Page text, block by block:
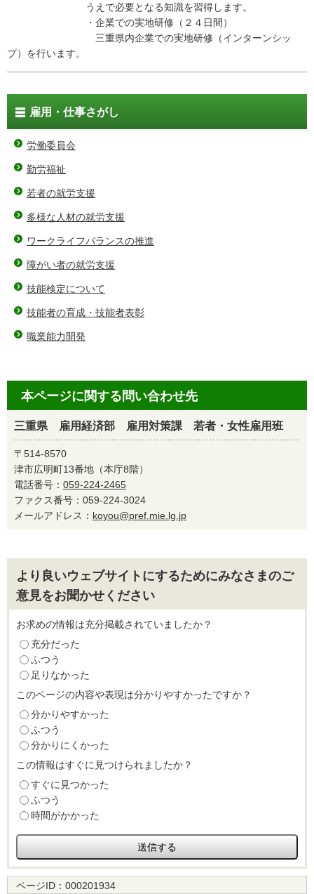
うえで必要となる知識を習得します。
・企業での実地研修（２４日間）
三重県内企業での実地研修（インターンシッ
プ）を行います。
雇用・仕事さがし
労働委員会
勤労福祉
若者の就労支援
多様な人材の就労支援
ワークライフバランスの推進
障がい者の就労支援
技能検定について
技能者の育成・技能者表彰
職業能力開発
本ページに関する問い合わせ先
三重県 雇用経済部 雇用対策課 若者・女性雇用班
〒514-8570
津市広明町13番地（本庁8階）
電話番号： 059-224-2465
ファクス番号：059-224-3024
メールアドレス： koyou@pref.mie.lg.jp
より良いウェブサイトにするためにみなさまのご
意見をお聞かせください
お求めの情報は充分掲載されていましたか？
充分だった
ふつう
足りなかった
このページの内容や表現は分かりやすかったですか？
分かりやすかった
ふつう
分かりにくかった
この情報はすぐに見つけられましたか？
すぐに見つかった
ふつう
時間がかかった
ページID： 000201934